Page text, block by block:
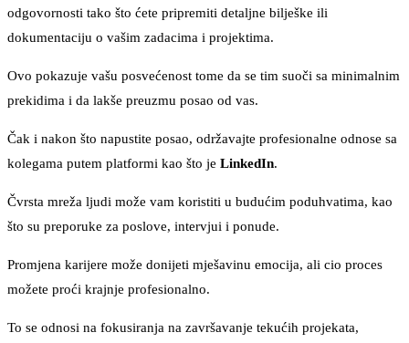
odgovornosti tako što ćete pripremiti detaljne bilješke ili
dokumentaciju o vašim zadacima i projektima.
Ovo pokazuje vašu posvećenost tome da se tim suoči sa minimalnim
prekidima i da lakše preuzmu posao od vas.
Čak i nakon što napustite posao, održavajte profesionalne odnose sa
kolegama putem platformi kao što je LinkedIn.
Čvrsta mreža ljudi može vam koristiti u budućim poduhvatima, kao
što su preporuke za poslove, intervjui i ponude.
Promjena karijere može donijeti mješavinu emocija, ali cio proces
možete proći krajnje profesionalno.
To se odnosi na fokusiranja na završavanje tekućih projekata,